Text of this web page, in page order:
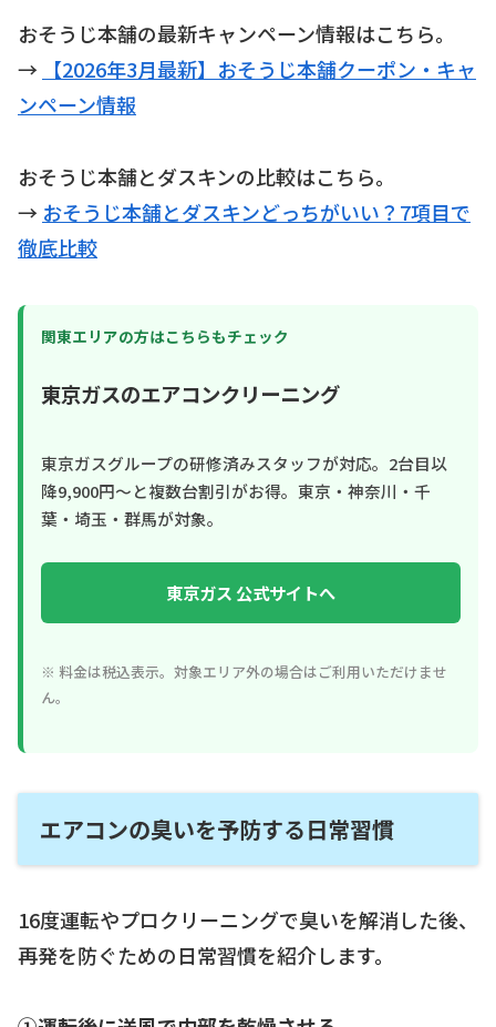
おそうじ本舗の最新キャンペーン情報はこちら。
→
【2026年3月最新】おそうじ本舗クーポン・キャ
ンペーン情報
おそうじ本舗とダスキンの比較はこちら。
→ おそうじ本舗とダスキンどっちがいい？7項目で
徹底比較
関東エリアの方はこちらもチェック
東京ガスのエアコンクリーニング
東京ガスグループの研修済みスタッフが対応。2台目以
降9,900円〜と複数台割引がお得。東京・神奈川・千
葉・埼玉・群馬が対象。
東京ガス 公式サイトへ
※ 料金は税込表示。対象エリア外の場合はご利用いただけませ
ん。
エアコンの臭いを予防する日常習慣
16度運転やプロクリーニングで臭いを解消した後、
再発を防ぐための日常習慣を紹介します。